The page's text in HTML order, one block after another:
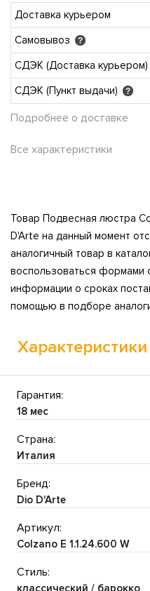
Доставка курьером
Самовывоз
?
СДЭК (Доставка курьером)
СДЭК (Пункт выдачи)
?
Подробнее о доставке
Все характеристики
Товар Подвесная люстра
D'Arte на данный момент
аналогичный товар в
воспользоваться формами
информации о сроках
помощью в подборе
Характеристики
Гарантия:
18 мес
Страна:
Италия
Бренд:
Dio D'Arte
Артикул:
Colzano E 1.1.24.600 W
Стиль:
классический / барокко